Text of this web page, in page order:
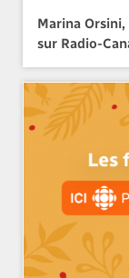
Marina
sur Radio-